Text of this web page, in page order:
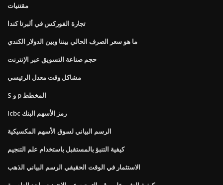
مقتنيات
تجارة الفوركس في ألبرتا كندا
ما هو سعر الصرف الحالي بيننا وبين الدولار الكندي
حجم صناعة التسويق عبر الإنترنت
مشاكل وقت معدل الرئيسي
S و p المخطط
Icbc رمز الأسهم البنك
الرسم البياني لسوق الأسهم المكسيكية
كيفية التنبؤ بالمستقبل باستخدام علم التنجيم
الاستثمار في الوقت الحقيقي الرسم البياني الذهب